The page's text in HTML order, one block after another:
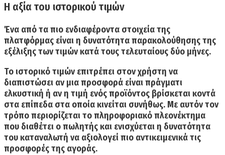
Η αξία του ιστορικού τιμών
Ένα από τα πιο ενδιαφέροντα στοιχεία της
πλατφόρμας είναι η δυνατότητα παρακολούθησης της
εξέλιξης των τιμών κατά τους τελευταίους δύο μήνες.
Το ιστορικό τιμών επιτρέπει στον χρήστη να
διαπιστώσει αν μια προσφορά είναι πράγματι
ελκυστική ή αν η τιμή ενός προϊόντος βρίσκεται κοντά
στα επίπεδα στα οποία κινείται συνήθως. Με αυτόν τον
τρόπο περιορίζεται το πληροφοριακό πλεονέκτημα
που διαθέτει ο πωλητής και ενισχύεται η δυνατότητα
του καταναλωτή να αξιολογεί πιο αντικειμενικά τις
προσφορές της αγοράς.